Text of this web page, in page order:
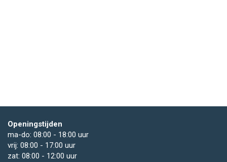
Openingstijden
ma-do: 08:00 - 18:00 uur
vrij: 08:00 - 17:00 uur
zat: 08:00 - 12:00 uur